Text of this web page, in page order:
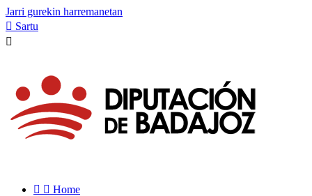
Jarri gurekin harremanetan
 Sartu

  Home